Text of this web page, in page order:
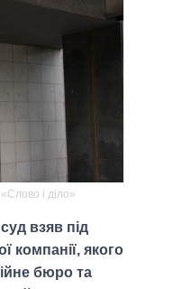
і діло»
взяв під
компанії, якого
бюро та